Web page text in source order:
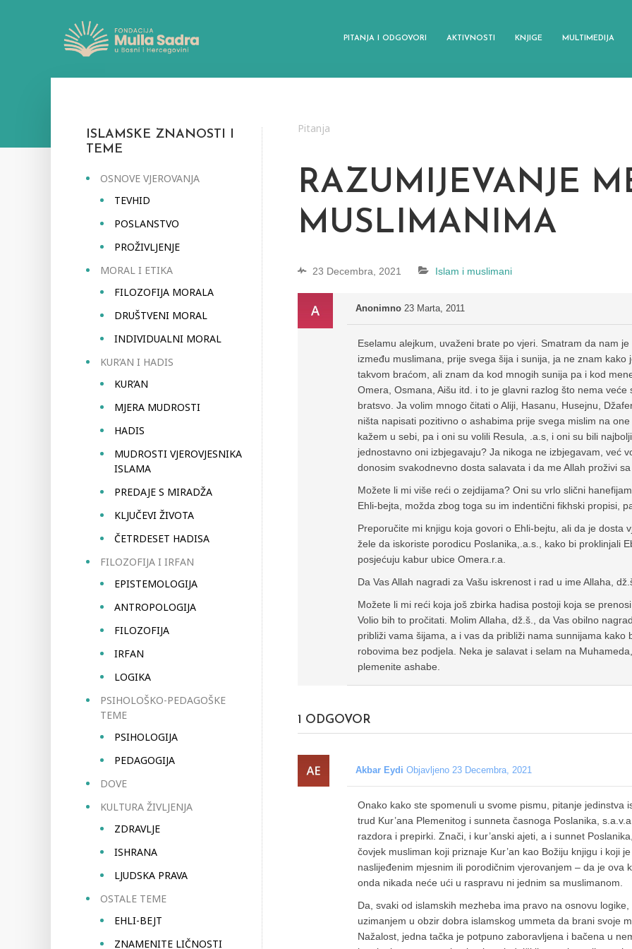
PITANJA I ODGOVORI AKTIVNOSTI KNJIGE MULTIMEDIJA
ISLAMSKE ZNANOSTI I
TEME
OSNOVE VJEROVANJA
TEVHID
POSLANSTVO
PROŽIVLJENJE
MORAL I ETIKA
FILOZOFIJA MORALA
DRUŠTVENI MORAL
INDIVIDUALNI MORAL
KUR’AN I HADIS
KUR’AN
MJERA MUDROSTI
HADIS
MUDROSTI VJEROVJESNIKA
ISLAMA
PREDAJE S MIRADŽA
KLJUČEVI ŽIVOTA
ČETRDESET HADISA
FILOZOFIJA I IRFAN
EPISTEMOLOGIJA
ANTROPOLOGIJA
FILOZOFIJA
IRFAN
LOGIKA
PSIHOLOŠKO-PEDAGOŠKE
TEME
PSIHOLOGIJA
PEDAGOGIJA
DOVE
KULTURA ŽIVLJENJA
ZDRAVLJE
ISHRANA
LJUDSKA PRAVA
OSTALE TEME
EHLI-BEJT
ZNAMENITE LIČNOSTI
Pitanja
RAZUMIJEVANJE
MUSLIMANIMA
23 Decembra, 2021 Islam i muslimani
Anonimno 23 Marta, 2011
Eselamu alejkum, uvaženi brate po vjeri. Smatram da nam
između muslimana, prije svega šija i sunija, ja ne znam
takvom braćom, ali znam da kod mnogih sunija pa i kod
Omera, Osmana, Aišu itd. i to je glavni razlog što nema
bratsvo. Ja volim mnogo čitati o Aliji, Hasanu, Husejnu,
ništa napisati pozitivno o ashabima prije svega mislim na
kažem u sebi, pa i oni su volili Resula, .a.s, i oni su bili
jednostavno oni izbjegavaju? Ja nikoga ne izbjegavam, već
donosim svakodnevno dosta salavata i da me Allah proživi
Možete li mi više reći o zejdijama? Oni su vrlo slični
Ehli-bejta, možda zbog toga su im indentični fikhski propisi,
Preporučite mi knjigu koja govori o Ehli-bejtu, ali da je dosta
žele da iskoriste porodicu Poslanika,.a.s., kako bi proklinjali
posjećuju kabur ubice Omera.r.a.
Da Vas Allah nagradi za Vašu iskrenost i rad u ime Allaha,
Možete li mi reći koja još zbirka hadisa postoji koja se
Volio bih to pročitati. Molim Allaha, dž.š., da Vas obilno
približi vama šijama, a i vas da približi nama sunnijama kako
robovima bez podjela. Neka je salavat i selam na
plemenite ashabe.
1 ODGOVOR
Akbar Eydi Objavljeno 23 Decembra, 2021
Onako kako ste spomenuli u svome pismu, pitanje jedinstva
trud Kur’ana Plemenitog i sunneta časnoga Poslanika,
razdora i prepirki. Znači, i kur’anski ajeti, a i sunnet
čovjek musliman koji priznaje Kur’an kao Božiju knjigu i koji
naslijeđenim mjesnim ili porodičnim vjerovanjem – da je ova
onda nikada neće ući u raspravu ni jednim sa muslimanom.
Da, svaki od islamskih mezheba ima pravo na osnovu
uzimanjem u obzir dobra islamskog ummeta da brani svoje
Nažalost, jedna tačka je potpuno zaboravljena i bačena u